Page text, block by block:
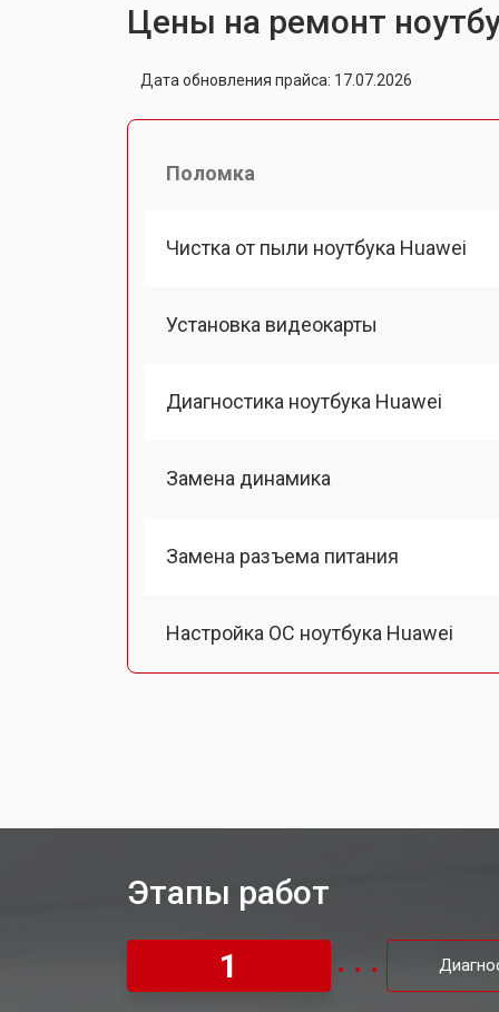
Цены на ремонт
Дата обновления прайса: 17.07.2026
Поломка
Чистка от пыли ноутбука Huawei
Установка видеокарты
Диагностика ноутбука Huawei
Замена динамика
Замена разъема питания
Настройка ОС ноутбука Huawei
Установка драйверов Windows
Этапы работ
1